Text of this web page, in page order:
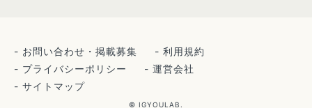
お問い合わせ・掲載募集
利用規約
プライバシーポリシー
運営会社
サイトマップ
© IGYOULAB.